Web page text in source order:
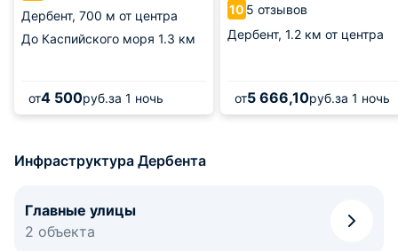
Дербент, 700 м от центра
До Каспийского моря 1.3 км
от4 500руб.за 1 ночь
10 5 отзывов
Дербент, 1.2 км от центра
от5 666,10руб.за 1 ночь
Инфраструктура Дербента
Главные улицы
2 объекта